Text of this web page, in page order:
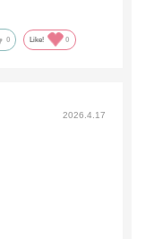
0 Like! 0
2026.4.17